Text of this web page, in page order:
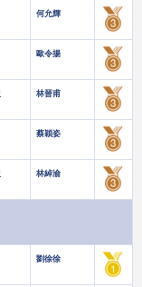
何允輝
歐令揚
林晉甫
蔡穎姿
林綽渝
劉徐徐